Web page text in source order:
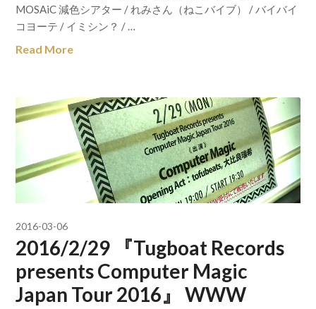
MOSAiC 減色シアター / れみさん（ねこバイブ） / バイバイ
コヨーテ / イミシン？ / …
Read More
2016-03-06
2016/2/29 『Tugboat Records
presents Computer Magic
Japan Tour 2016』 WWW